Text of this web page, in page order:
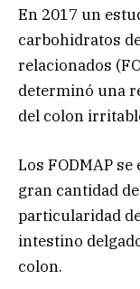
En 2017 un
carbohidratos
relacionados
determinó una
del colon
Los FODMAP
gran cantidad
particularidad
intestino
colon.